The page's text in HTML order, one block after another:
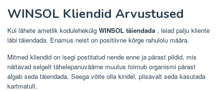
WINSOL Kliendid Arvustused
Kui lähete ametlik kodulehekülg WINSOL täiendada , leiad palju kliente
läbi täiendada. Enamus neist on positiivne kõrge rahulolu määra.
Mitmed kliendid on isegi postitatud nende enne ja pärast pildid, mis
näitavad selgelt tähelepanuväärne muutus toimub organismi pärast
algab seda täiendada. Seega võite olla kindel, piisavalt seda kasutada
kartmatult.